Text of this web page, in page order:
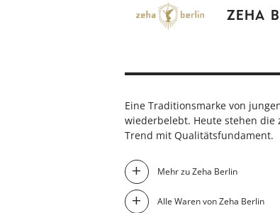
ZEHA
Eine Traditionsmarke von
wiederbelebt. Heute stehen
Trend mit Qualitätsfundament.
Mehr zu Zeha Berlin
Alle Waren von Zeha Berlin